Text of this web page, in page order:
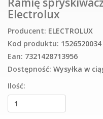
Electrolux
Producent: ELECTROLUX
Kod produktu: 1526520034
Ean: 7321428713956
Dostępność: Wysyłka w
Ilość: